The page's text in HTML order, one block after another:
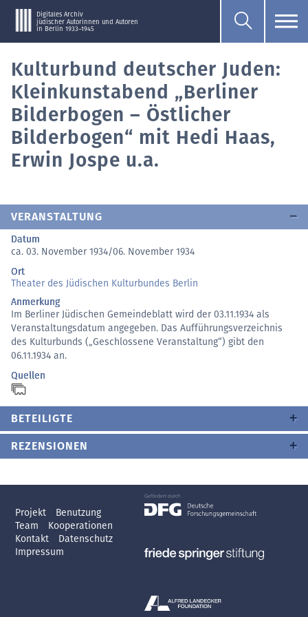
Digitales Archiv
jüdischer Autorinnen und Autoren
in Berlin 1933–1945
Kulturbund deutscher Juden:
Kleinkunstabend „Berliner
Bilderbogen – Östlicher
Bilderbogen“ mit Hedi Haas,
Erwin Jospe u.a.
VERANSTALTUNG
Datum
ca. 03. November 1934/06. November 1934
Ort
Theater des Jüdischen Kulturbundes Berlin
Anmerkung
Im Berliner Jüdischen Gemeindeblatt wird der 03.11.1934 als
Veranstaltungsdatum angegeben. Das Aufführungsverzeichnis
des Kulturbunds („Geschlossene Veranstaltung“) gibt den
06.11.1934 an.
Quellen
BETEILIGTE
REZENSIONEN
Projekt
Benutzung
Team
Kooperationen
Kontakt
Datenschutz
Impressum